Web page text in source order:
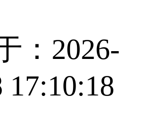
：2026-
17:10:18